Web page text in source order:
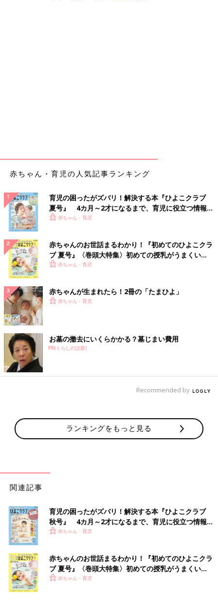
修★たまひよ365日のお誕生日占い
赤ちゃん・育児の人気記事ランキング
育児の困ったがズバリ！解決する本『ひよこクラブ
夏号』 4カ月～2才になるまで、育児に役立つ情報が
いっぱい！
赤ちゃん・育児
赤ちゃんのお世話まるわかり！『初めてのひよこクラ
ブ 夏号』〈巻頭大特集〉初めての授乳がうまくい
く！ おっぱい・ミルクの基本と夏のトラブル 解決テ
赤ちゃん・育児
赤ちゃんが生まれたら！2冊の「たまひよ」
赤ちゃん・育児
お墓の撤去にいくらかかる？墓じまい費用
PR(くらしの話題)
Recommended by
ランキングをもっと見る
関連記事
育児の困ったがズバリ！解決する本『ひよこクラブ
秋号』 4カ月～2才になるまで、育児に役立つ情報が
いっぱい！
赤ちゃん・育児
赤ちゃんのお世話まるわかり！『初めてのひよこクラ
ブ 夏号』〈巻頭大特集〉初めての授乳がうまくい
く！ おっぱい・ミルクの基本と夏のトラブル 解決テ
赤ちゃん・育児